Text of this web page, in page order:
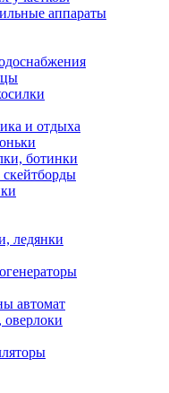
аппараты
и отдыха
ботинки
ледянки
автомат